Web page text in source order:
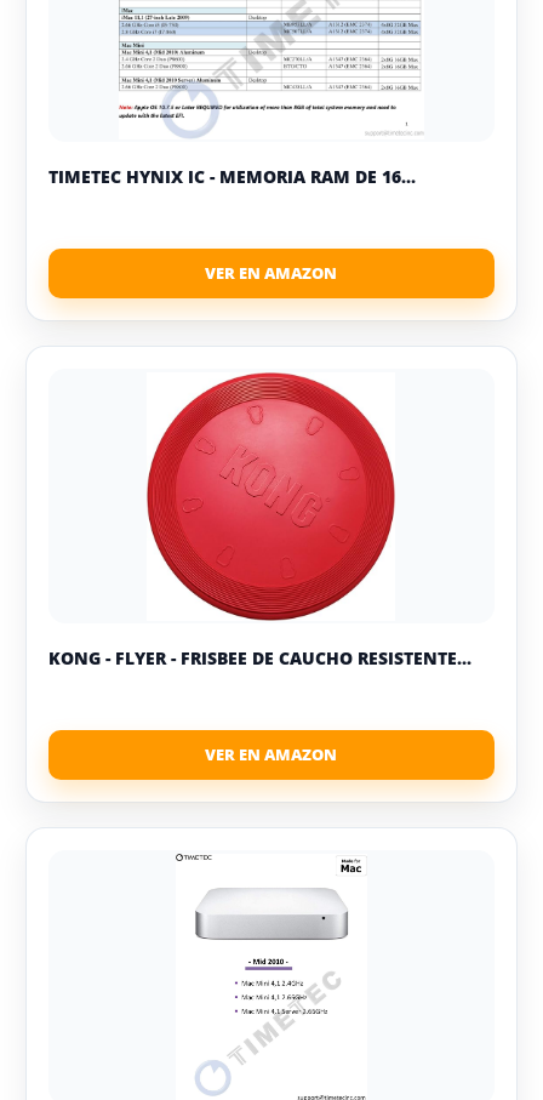
TIMETEC HYNIX IC - MEMORIA RAM DE 16...
KONG - FLYER - FRISBEE DE CAUCHO RESISTENTE...